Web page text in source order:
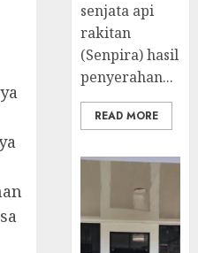
senjata api
rakitan
(Senpira) hasil
penyerahan...
READ MORE